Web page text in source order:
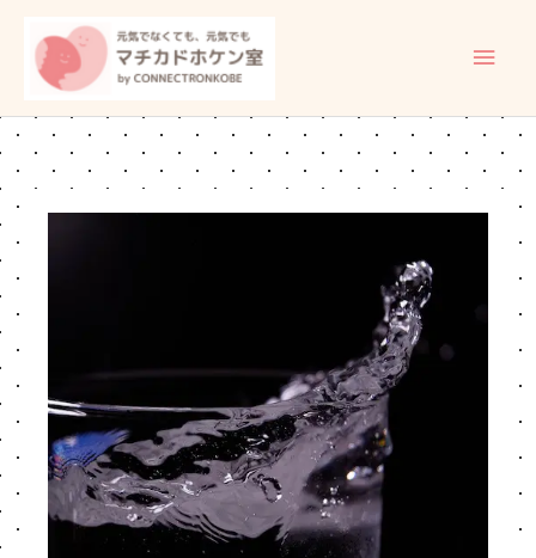
ッ
プ
イ
ン
メ